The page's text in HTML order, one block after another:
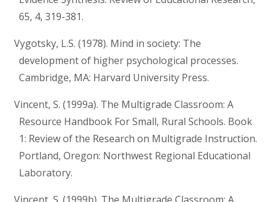
65, 4, 319-381.
Vygotsky, L.S. (1978). Mind in society: The
development of higher psychological processes.
Cambridge, MA: Harvard University Press.
Vincent, S. (1999a). The Multigrade Classroom: A
Resource Handbook For Small, Rural Schools. Book
1: Review of the Research on Multigrade Instruction.
Portland, Oregon: Northwest Regional Educational
Laboratory.